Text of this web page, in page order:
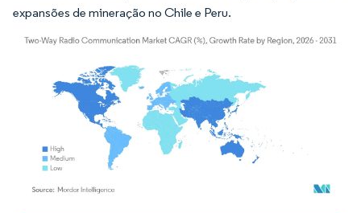
expansões de mineração no Chile e Peru.